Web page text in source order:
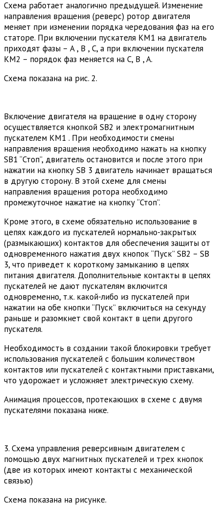
Схема работает аналогично предыдущей. Изменение
направления вращения (реверс) ротор двигателя
меняет при изменении порядка чередования фаз на его
статоре. При включении пускателя КМ1 на двигатель
приходят фазы – A , B , С, а при включении пускателя
KM2 – порядок фаз меняется на С, B , A.
Схема показана на рис. 2.
Включение двигателя на вращение в одну сторону
осуществляется кнопкой SB2 и электромагнитным
пускателем KM1 . При необходимости смены
направления вращения необходимо нажать на кнопку
SB1 “Стоп”, двигатель остановится и после этого при
нажатии на кнопку SB 3 двигатель начинает вращаться
в другую сторону. В этой схеме для смены
направления вращения ротора необходимо
промежуточное нажатие на кнопку “Стоп”.
Кроме этого, в схеме обязательно использование в
цепях каждого из пускателей нормально-закрытых
(размыкающих) контактов для обеспечения защиты от
одновременного нажатия двух кнопок “Пуск” SB2 – SB
3, что приведет к короткому замыканию в цепях
питания двигателя. Дополнительные контакты в цепях
пускателей не дают пускателям включится
одновременно, т.к. какой-либо из пускателей при
нажатии на обе кнопки “Пуск” включиться на секунду
раньше и разомкнет свой контакт в цепи другого
пускателя.
Необходимость в создании такой блокировки требует
использования пускателей с большим количеством
контактов или пускателей с контактными приставками,
что удорожает и усложняет электрическую схему.
Анимация процессов, протекающих в схеме с двумя
пускателями показана ниже.
3. Схема управления реверсивным двигателем с
помощью двух магнитных пускателей и трех кнопок
(две из которых имеют контакты с механической
связью)
Схема показана на рисунке.